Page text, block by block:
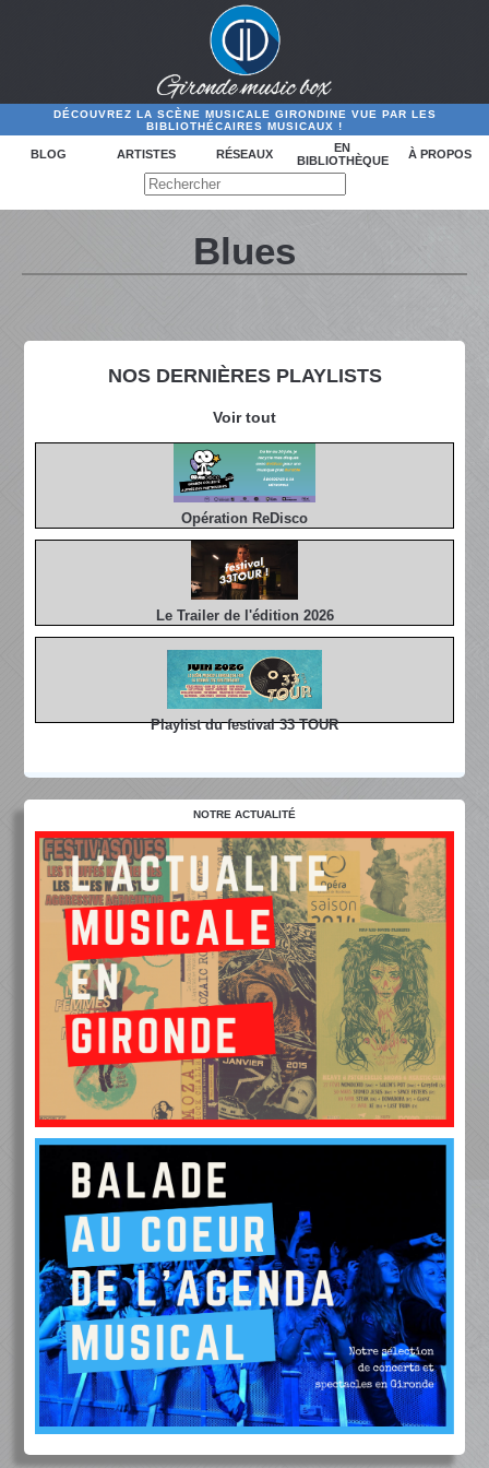
DÉCOUVREZ LA SCÈNE MUSICALE GIRONDINE VUE PAR LES
BIBLIOTHÉCAIRES MUSICAUX !
BLOG ARTISTES RÉSEAUX
EN
BIBLIOTHÈQUE
À PROPOS
NOS DERNIÈRES PLAYLISTS
Voir tout
Opération ReDisco
Le Trailer de l'édition 2026
Playlist du festival 33 TOUR
Blues
NOTRE ACTUALITÉ